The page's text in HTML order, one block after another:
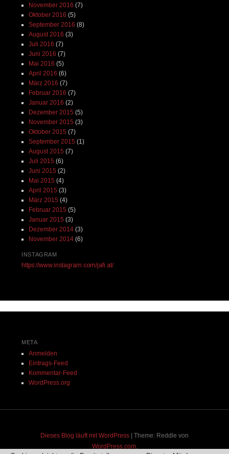
November 2016 (7)
Oktober 2016 (5)
September 2016 (8)
August 2016 (3)
Juli 2016 (7)
Juni 2016 (7)
Mai 2016 (5)
April 2016 (6)
März 2016 (7)
Februar 2016 (7)
Januar 2016 (2)
Dezember 2015 (5)
November 2015 (3)
Oktober 2015 (7)
September 2015 (1)
August 2015 (7)
Juli 2015 (6)
Juni 2015 (2)
Mai 2015 (4)
April 2015 (3)
März 2015 (4)
Februar 2015 (5)
Januar 2015 (3)
Dezember 2014(3)
November 2014(6)
INSTAGRAM
https://www.instagram.com/jafi.at/
META
Anmelden
Eintrags-Feed
Kommentar-Feed
WordPress.org
Dieses Blog läuft mit WordPress
Theme: Reddle von
WordPress.com.